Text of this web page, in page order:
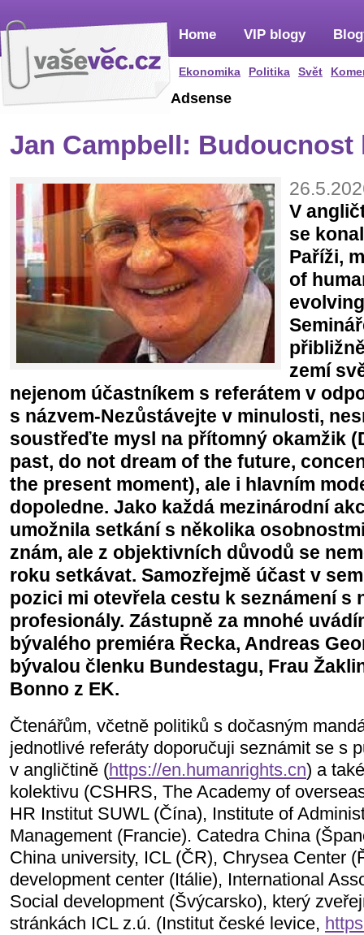
Home
Ekonomika Politika Svět
VIP blogy
Adsense
Jan Campbell:
V
se
Paříži,
of
zemí
nejenom účastníkem s referátem v
s názvem-Nezůstávejte v minulosti,
soustřeďte mysl na přítomný okamžik
past, do not dream of the future,
the present moment), ale i hlavním
dopoledne. Jako každá mezinárodní
umožnila setkání s několika
znám, ale z objektivních důvodů se
roku setkávat. Samozřejmě účast v
pozici mi otevřela cestu k seznámení s
profesionály. Zástupně za mnohé
bývalého premiéra Řecka, Andreas
bývalou členku Bundestagu, Frau
Bonno z EK.
Čtenářům, včetně politiků s dočasným
jednotlivé referáty doporučuji seznámit se s
v angličtině (https://en.humanrights.cn) a
kolektivu (CSHRS, The Academy of
HR Institut SUWL (Čína), Institute of
Management (Francie). Catedra China
China university, ICL (ČR), Chrysea Center
development center (Itálie), International
Social development (Švýcarsko), který
stránkách ICL z.ú. (Institut české levice,